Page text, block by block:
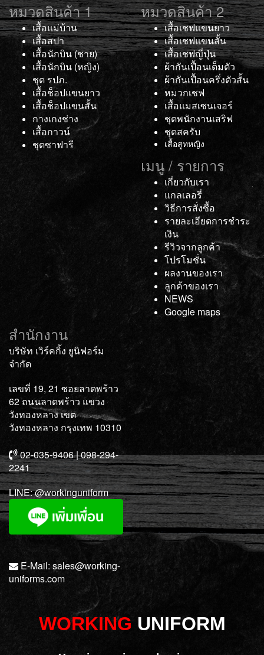
หมวดสินค้า 1
เสื้อแม่บ้าน
เสื้อสปา
เสื้อนักบิน (ชาย)
เสื้อนักบิน (หญิง)
ชุด รปภ.
เสื้อช็อปแขนยาว
เสื้อช็อปแขนสั้น
กางเกงช่าง
เสื้อกาวน์
ชุดซาฟารี
หมวดสินค้า 2
เสื้อเชฟแขนยาว
เสื้อเชฟแขนสั้น
เสื้อเชฟญี่ปุ่น
ผ้ากันเปื้อนเต็มตัว
ผ้ากันเปื้อนครึ่งตัวสั้น
หมวกเชฟ
เสื้อแมสเซนเจอร์
ชุดพนักงานเสริฟ
ชุดสครับ
เสื้อสูทหญิง
เมนู / รายการ
เกี่ยวกับเรา
แกลเลอรี่
วิธีการสั่งซื้อ
รายละเอียดการชำระ
เงิน
รีวิวจากลูกค้า
โปรโมชั่น
ผลงานของเรา
ลูกค้าของเรา
NEWS
Google maps
สำนักงาน
บริษัท เวิร์คกิ้ง ยูนิฟอร์ม
จำกัด
เลขที่ 19, 21 ซอยลาดพร้าว
62 ถนนลาดพร้าว แขวง
วังทองหลาง เขต
วังทองหลาง กรุงเทพ 10310
02-035-9406 | 098-294-
2241
LINE:@workinguniform
E-Mail:sales@working-
uniforms.com
WORKING UNIFORM